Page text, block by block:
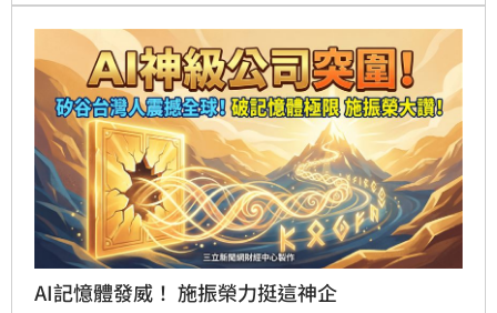
應用平台，大幅降低程式開發門檻。此外，Google不
僅強化雲端運算能力以支撐互動功能運行，更計畫加入
手動筆記與網路搜尋整合，持續優化使用者體驗。透過
不斷升級的AI模型與功能佈局，Google正將Gemini
Notebook打造為全方位的AI資料處理與工具生成中
心，預計將對企業與個人生產力應用帶來深遠影響。
AI記憶體發威！ 施振榮力挺這神企